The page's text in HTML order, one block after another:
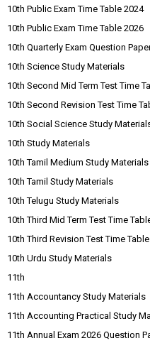
10th Public Exam Time Table 2024
10th Public Exam Time Table 2026
10th Quarterly Exam Question
10th Science Study Materials
10th Second Mid Term Test Time
10th Second Revision Test Time
10th Social Science Study
10th Study Materials
10th Tamil Medium Study Materials
10th Tamil Study Materials
10th Telugu Study Materials
10th Third Mid Term Test Time
10th Third Revision Test Time Table
10th Urdu Study Materials
11th
11th Accountancy Study Materials
11th Accounting Practical Study
11th Annual Exam 2026 Question